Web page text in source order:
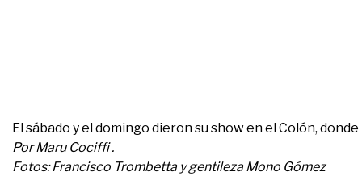
El sábado y el domingo dieron su show en el Colón,
Por Maru Cociffi .
Fotos: Francisco Trombetta y gentileza Mono Gómez